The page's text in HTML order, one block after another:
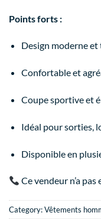
Points forts :
Design moderne et
Confortable et
Coupe sportive et
Idéal pour sorties,
Disponible en
Ce vendeur n’a
Category:Vêtements